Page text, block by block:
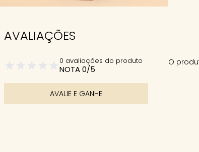
AVALIAÇÕES
0 avaliações do produto
NOTA 0/5
AVALIE E GANHE
O